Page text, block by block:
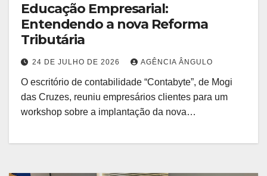
Educação Empresarial:
Entendendo a nova Reforma
Tributária
24 DE JULHO DE 2026 AGÊNCIA ÂNGULO
O escritório de contabilidade “Contabyte”, de Mogi
das Cruzes, reuniu empresários clientes para um
workshop sobre a implantação da nova…